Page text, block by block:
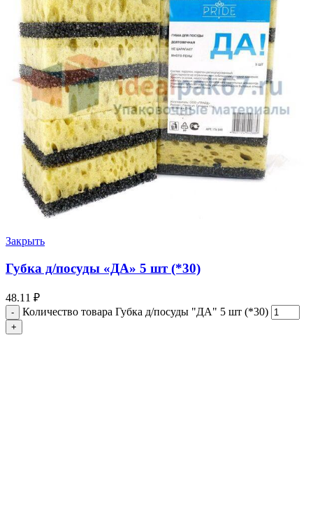
Закрыть
Губка д/посуды «ДА» 5 шт (*30)
48.11 ₽
Количество товара Губка д/посуды "ДА" 5 шт (*30)